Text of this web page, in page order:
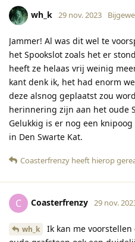
wh_k 29 nov. 2023
Jammer! Al was dit wel te
het Spookslot zoals het er
heeft ze helaas vrij weinig
kant denk ik, het had enorm
deze alsnog geplaatst zou
herinnering zijn aan het oude
Gelukkig is er nog een
in Den Swarte Kat.
Coasterfrenzy heeft hierop
C Coasterfrenzy 29 nov.
wh_k
Ik kan me